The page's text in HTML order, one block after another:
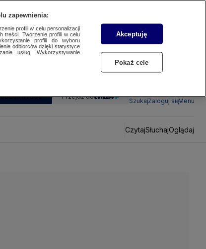
SUBSKRYBUJ Przejdź do
SzukajZaloguj sięMenu
CzytajSłuchajOglądaj
zapewnienia:
profili w celu personalizacji
treści. Tworzenie profili w celu
profili do wyboru
odbiorców dzięki statystyce
usług. Wykorzystywanie
Akceptuję
Pokaż cele